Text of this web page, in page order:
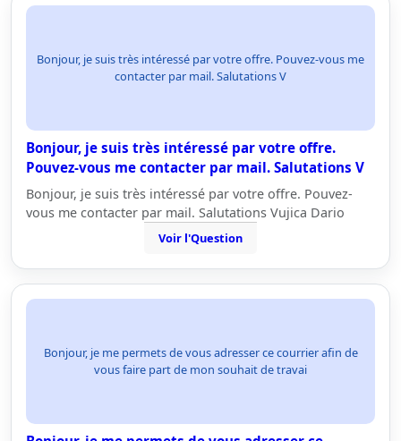
Bonjour, je suis très intéressé par votre offre. Pouvez-vous me
contacter par mail. Salutations V
Bonjour, je suis très intéressé par votre offre.
Pouvez-vous me contacter par mail. Salutations V
Bonjour, je suis très intéressé par votre offre. Pouvez-
vous me contacter par mail. Salutations Vujica Dario
Voir l'Question
Bonjour, je me permets de vous adresser ce courrier afin de
vous faire part de mon souhait de travai